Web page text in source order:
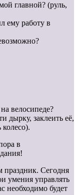
главной? (руль,
ему работу в
велосипеде?
дырку, заклеить её,
колесо).
в
праздник. Сегодня
умения управлять
необходимо будет